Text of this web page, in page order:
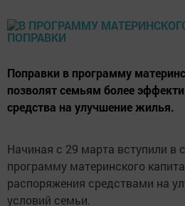
Поправки в программу
позволят семьям более
средства на улучшение жилья.
Начиная с 29 марта вступили в
программу материнского
распоряжения средствами на
условий семьи.